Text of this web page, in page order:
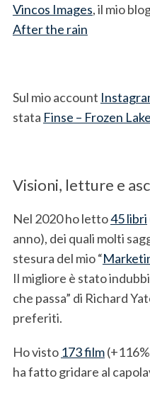
Vincos Images, il mio
After the rain
Sul mio account
stata Finse – Frozen Lake
Visioni, letture e
Nel 2020 ho letto45 libri
anno), dei quali molti
stesura del mio “
Il migliore è stato
che passa” di Richard
preferiti.
Ho visto 173 film
ha fatto gridare al